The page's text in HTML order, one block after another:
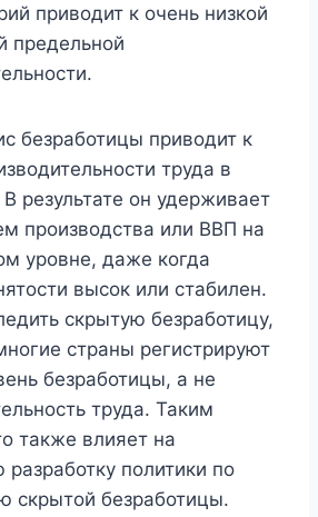
приводит к очень низкой
предельной
безработицы приводит к
труда в
результате он удерживает
производства или ВВП на
уровне, даже когда
высок или стабилен.
скрытую безработицу,
страны регистрируют
безработицы, а не
труда. Таким
также влияет на
разработку политики по
скрытой безработицы.